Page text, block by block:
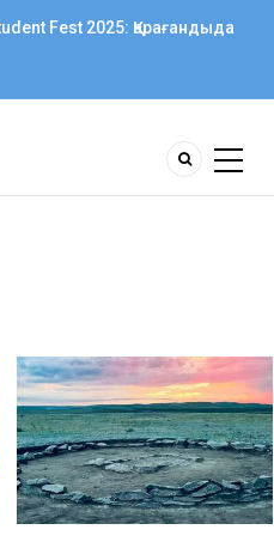
Fest 2025: Қарағандыда